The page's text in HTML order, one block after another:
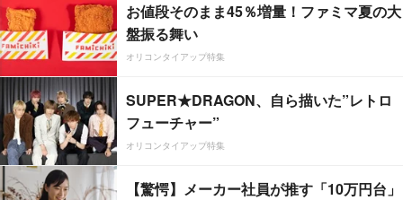
お値段そのまま45％増量！ファミマ夏の大
盤振る舞い
オリコンタイアップ特集
SUPER★DRAGON、自ら描いた”レトロ
フューチャー”
オリコンタイアップ特集
【驚愕】メーカー社員が推す「10万円台」